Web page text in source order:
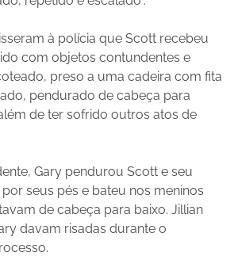
à polícia que Scott recebeu
com objetos contundentes e
preso a uma cadeira com fita
pendurado de cabeça para
de ter sofrido outros atos de
Gary pendurou Scott e seu
seus pés e bateu nos meninos
de cabeça para baixo. Jillian
davam risadas durante o